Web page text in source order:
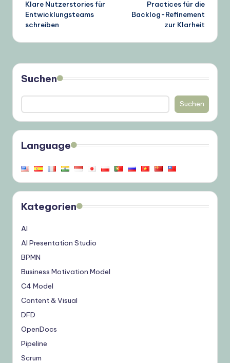
Klare Nutzerstories für
Entwicklungsteams
schreiben
Practices für die
Backlog-Refinement
zur Klarheit
Suchen
Suchen
Language
Kategorien
AI
AI Presentation Studio
BPMN
Business Motivation Model
C4 Model
Content & Visual
DFD
OpenDocs
Pipeline
Scrum